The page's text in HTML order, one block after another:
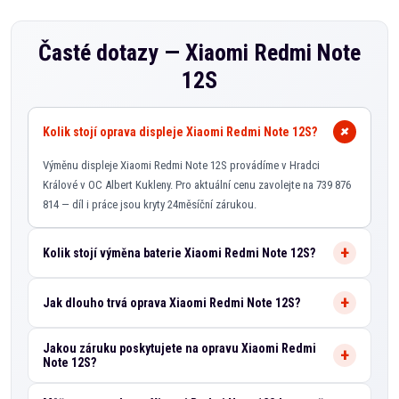
Časté dotazy — Xiaomi Redmi Note
12S
Kolik stojí oprava displeje Xiaomi Redmi Note 12S?
Výměnu displeje Xiaomi Redmi Note 12S provádíme v Hradci
Králové v OC Albert Kukleny. Pro aktuální cenu zavolejte na 739 876
814 — díl i práce jsou kryty 24měsíční zárukou.
Kolik stojí výměna baterie Xiaomi Redmi Note 12S?
Jak dlouho trvá oprava Xiaomi Redmi Note 12S?
Jakou záruku poskytujete na opravu Xiaomi Redmi
Note 12S?